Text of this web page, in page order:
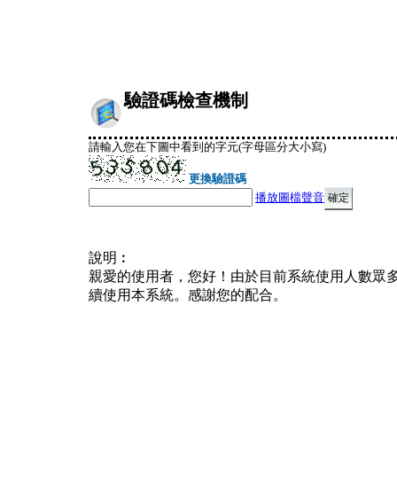
驗證碼檢查機制
請輸入您在下圖中看到的字元(字母區分大小寫)
更換驗證碼
播放圖檔聲音
說明︰
親愛的使用者，您好！由於目前系統使用人數眾
續使用本系統。感謝您的配合。